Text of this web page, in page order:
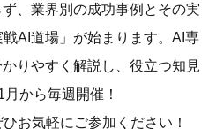
、業界別の成功事例とその実
AI道場」が始まります。AI専
りやすく解説し、役立つ知見
から毎週開催！
お気軽にご参加ください！